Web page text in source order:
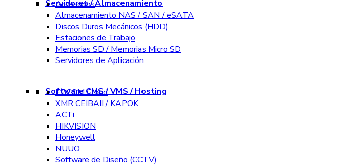
Servidores / Almacenamiento
Accesorios
Almacenamiento NAS / SAN / eSATA
Discos Duros Mecánicos (HDD)
Estaciones de Trabajo
Memorias SD / Memorias Micro SD
Servidores de Aplicación
Software CMS / VMS / Hosting
EPCOM Cloud
XMR CEIBAII / KAPOK
ACTi
HIKVISION
Honeywell
NUUO
Software de Diseño (CCTV)